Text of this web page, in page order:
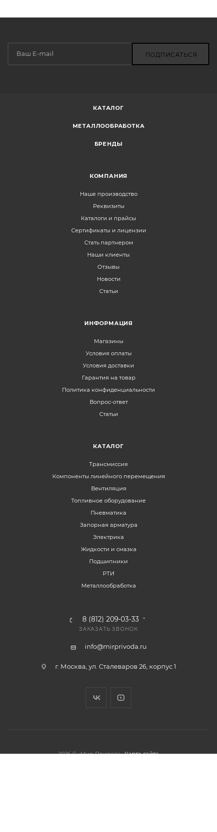
ПОДПИСАТЬСЯ
КАТАЛОГ
МЕТАЛЛООБРАБОТКА
БРЕНДЫ
КОМПАНИЯ
Наше производство
Реквизиты
Каталоги и прайсы
Сертификаты и лицензии
Стать партнером
Наши клиенты
Отзывы
Новости
Статьи
ИНФОРМАЦИЯ
Магазины
Условия оплаты
Условия доставки
Гарантия на товар
Политика конфиденциальности
Вопрос-ответ
Статьи
КАТАЛОГ
Трансмиссия
Компоненты линейного перемещения
Вентиляция
Топливное оборудование
Пневматика
Запорная арматура
Электрика
Жидкости и смазка
Подшипники
РТИ
Металлообработка
8 (812) 209-03-33
ЗАКАЗАТЬ ЗВОНОК
info@mirprivoda.ru
г. Москва, ул. Сталеваров 26, корпус 1
2026 © «Мир Привода» Карта сайта